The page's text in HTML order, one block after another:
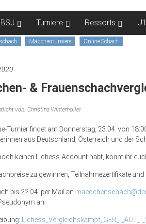
BSJ Turniere Ressorts
Mädchenturniere Online Schach
&
von: Christina Winterholler
Turnier findet am Donnerstag, 23.04. von
aus Deutschland, Österreich und der
keinen Lichess-Account habt, könnt ihr
zu gewinnen, Teilnahmezertifikate und
bis 22.04. per Mail an
an.
Lichess_Vergleichskampf_GER_-_AUT_-